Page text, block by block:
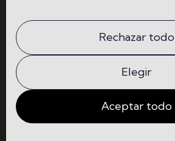
La escuela
Programas
Rechazar todo
Elegir
Aceptar todo